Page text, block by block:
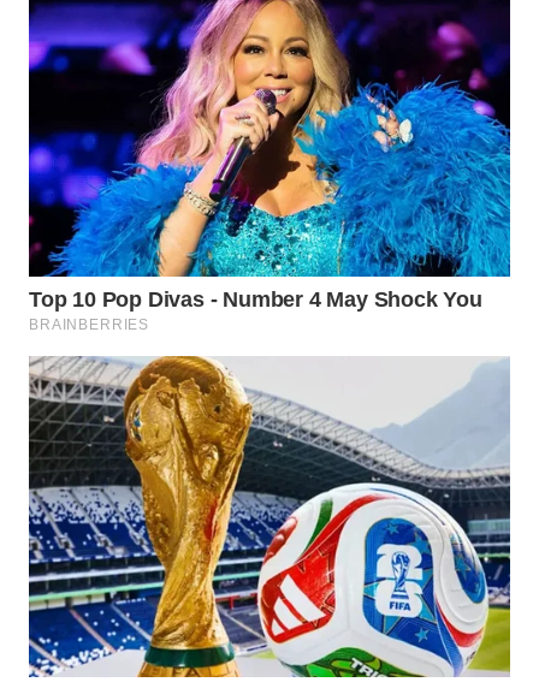
WN
PAKPAK
WN
KARAWANG
WN
BEKASI
WN
WN
DEPOK
WN
TAPANULI
UTARA
WN
SAMOSIR